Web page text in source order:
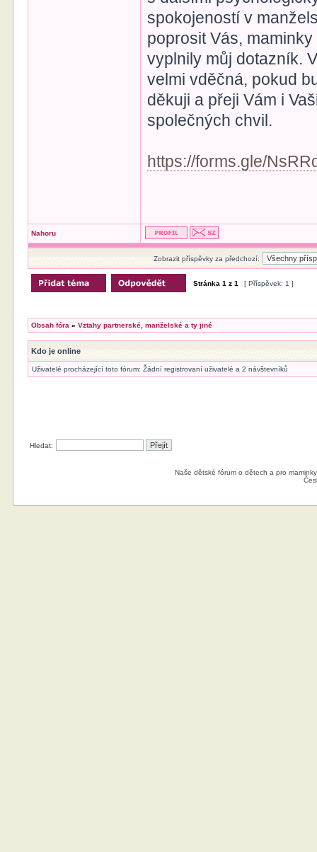
spokojeností v
poprosit Vás,
vyplnily můj dotazník.
velmi vděčná, pokud
děkuji a přeji Vám i
společných chvil.
https://forms.gle/
Nahoru
Zobrazit příspěvky za předchozí:
Stránka1 z1 [ Příspěvek: 1 ]
Obsah fóra »Vztahy partnerské, manželské a ty jiné
Kdo je online
Uživatelé procházející toto fórum: Žádní registrovaní uživatelé a 2 návštevníků
Hledat:
Naše dětské fórum o dětech a pro